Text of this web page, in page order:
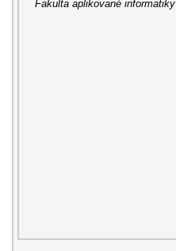
Fakulta aplikované informatiky